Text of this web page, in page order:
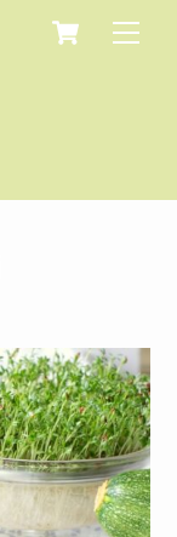
Cart